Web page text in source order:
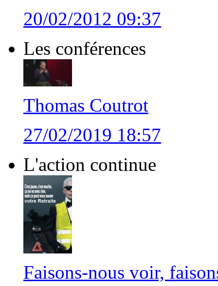
20/02/2012 09:37
Les conférences
Thomas Coutrot
27/02/2019 18:57
L'action continue
Faisons-nous voir,